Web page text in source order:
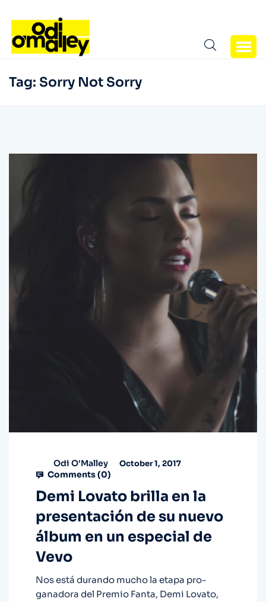
Tag: Sorry Not Sorry
Odi O'Malley October 1, 2017
Comments (0)
Demi Lovato brilla en la
presentación de su nuevo
álbum en un especial de
Vevo
Nos está durando mucho la etapa pro-
ganadora del Premio Fanta, Demi Lovato,